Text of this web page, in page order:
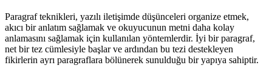
Paragraf teknikleri, yazılı iletişimde düşünceleri organize etmek,
akıcı bir anlatım sağlamak ve okuyucunun metni daha kolay
anlamasını sağlamak için kullanılan yöntemlerdir. İyi bir paragraf,
net bir tez cümlesiyle başlar ve ardından bu tezi destekleyen
fikirlerin ayrı paragraflara bölünerek sunulduğu bir yapıya sahiptir.